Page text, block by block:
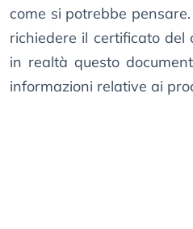
come si potrebbe
richiedere il certificato del
in realtà questo
informazioni relative ai